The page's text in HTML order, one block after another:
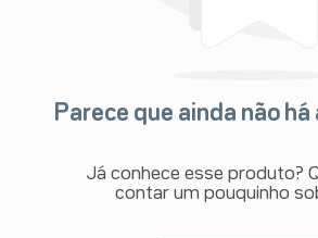
Parece que ainda não há
Já conhece esse produto?
contar um pouquinho